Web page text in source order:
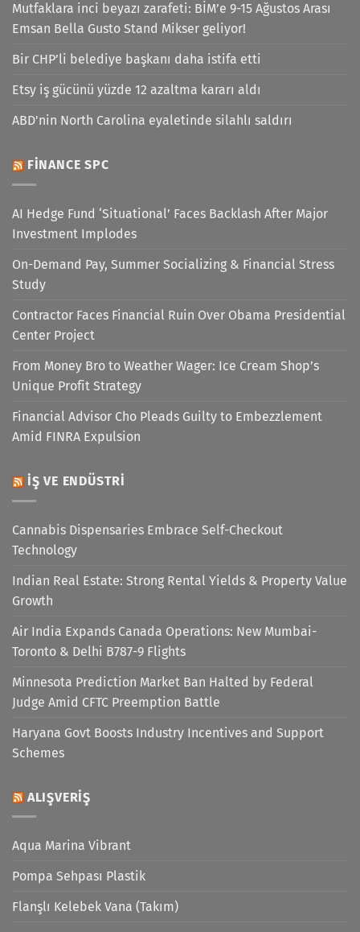
Mutfaklara inci beyazı zarafeti: BİM’e 9-15 Ağustos Arası
Emsan Bella Gusto Stand Mikser geliyor!
Bir CHP’li belediye başkanı daha istifa etti
Etsy iş gücünü yüzde 12 azaltma kararı aldı
ABD'nin North Carolina eyaletinde silahlı saldırı
FINANCE SPC
AI Hedge Fund ‘Situational’ Faces Backlash After Major
Investment Implodes
On-Demand Pay, Summer Socializing & Financial Stress
Study
Contractor Faces Financial Ruin Over Obama Presidential
Center Project
From Money Bro to Weather Wager: Ice Cream Shop’s
Unique Profit Strategy
Financial Advisor Cho Pleads Guilty to Embezzlement
Amid FINRA Expulsion
İŞ VE ENDÜSTRI
Cannabis Dispensaries Embrace Self-Checkout
Technology
Indian Real Estate: Strong Rental Yields & Property Value
Growth
Air India Expands Canada Operations: New Mumbai-
Toronto & Delhi B787-9 Flights
Minnesota Prediction Market Ban Halted by Federal
Judge Amid CFTC Preemption Battle
Haryana Govt Boosts Industry Incentives and Support
Schemes
ALIŞVERIŞ
Aqua Marina Vibrant
Pompa Sehpası Plastik
Flanşlı Kelebek Vana (Takım)